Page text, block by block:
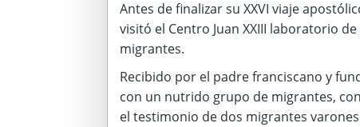
Antes de finalizar su XXVI viaje
visitó el Centro Juan XXIII laboratorio de
migrantes.
Recibido por el padre franciscano y
con un nutrido grupo de migrantes,
el testimonio de dos migrantes